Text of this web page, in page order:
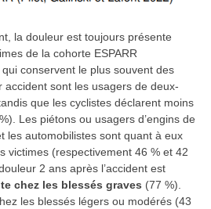
la douleur est toujours présente
de la cohorte ESPARR
conservent le plus souvent des
sont les usagers de deux-
que les cyclistes déclarent moins
Les piétons ou usagers d’engins de
les automobilistes sont quant à eux
victimes (respectivement 46 % et 42
2 ans après l’accident est
chez les blessés graves (77 %).
les blessés légers ou modérés (43